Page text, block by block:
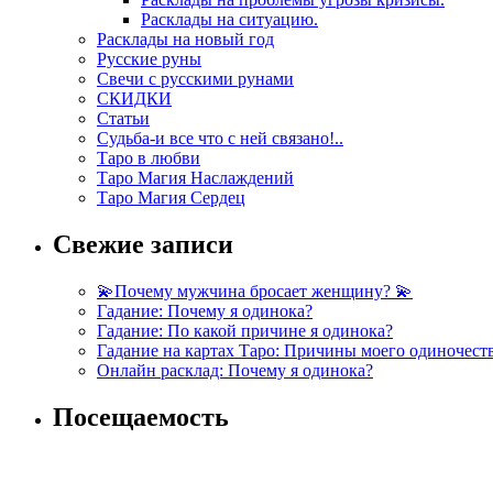
Расклады на ситуацию.
Расклады на новый год
Русские руны
Свечи с русскими рунами
СКИДКИ
Статьи
Судьба-и все что с ней связано!..
Таро в любви
Таро Магия Наслаждений
Таро Магия Сердец
Свежие записи
💫Почему мужчина бросает женщину? 💫
Гадание: Почему я одинока?
Гадание: По какой причине я одинока?
Гадание на картах Таро: Причины моего
Онлайн расклад: Почему я одинока?
Посещаемость